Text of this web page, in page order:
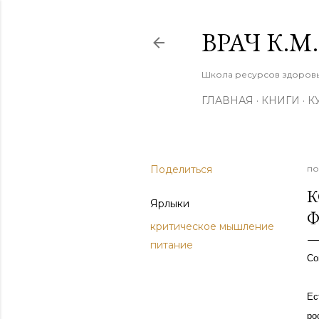
ВРАЧ
Школа ресурсов
ГЛАВНАЯ КНИГИ
Поделиться
Ярлыки
критическое мышление
питание